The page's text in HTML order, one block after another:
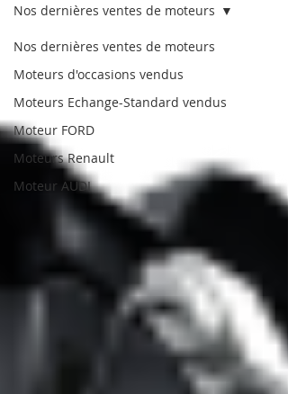
Nos dernières ventes de moteurs
Moteurs d'occasions vendus
Moteurs Echange-Standard vendus
Moteur FORD
Moteurs Renault
Moteur AUDI
Nos dernières ventes de moteurs